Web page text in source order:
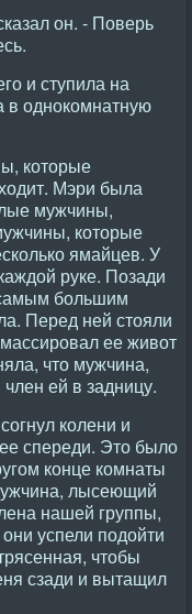
он. - Поверь
и ступила на
в однокомнатную
которые
Мэри была
мужчины,
которые
ямайцев. У
руке. Позади
большим
Перед ней стояли
ее живот
что мужчина,
ей в задницу.
колени и
спереди. Это было
конце комнаты
лысеющий
нашей группы,
успели подойти
чтобы
сзади и вытащил